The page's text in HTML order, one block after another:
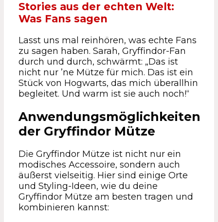
Stories aus der echten Welt:
Was Fans sagen
Lasst uns mal reinhören, was echte Fans
zu sagen haben. Sarah, Gryffindor-Fan
durch und durch, schwärmt: „Das ist
nicht nur ’ne Mütze für mich. Das ist ein
Stück von Hogwarts, das mich überallhin
begleitet. Und warm ist sie auch noch!“
Anwendungsmöglichkeiten
der Gryffindor Mütze
Die Gryffindor Mütze ist nicht nur ein
modisches Accessoire, sondern auch
äußerst vielseitig. Hier sind einige Orte
und Styling-Ideen, wie du deine
Gryffindor Mütze am besten tragen und
kombinieren kannst: